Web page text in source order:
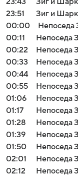
23:51
Зиг и
00:00
Непоседа
00:11
Непоседа
00:22
Непоседа
00:33
Непоседа
00:44
Непоседа
00:55
Непоседа
01:06
Непоседа
01:17
Непоседа
01:28
Непоседа
01:39
Непоседа
01:50
Непоседа
02:01
Непоседа
02:12
Непоседа